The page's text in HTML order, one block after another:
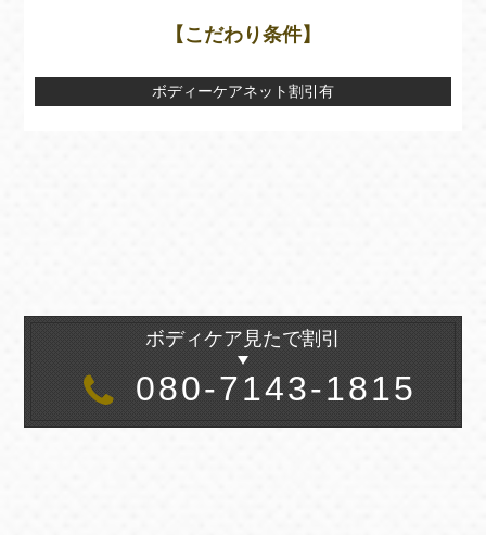
【こだわり条件】
ボディーケアネット割引有
ボディケア見たで割引
080-7143-1815